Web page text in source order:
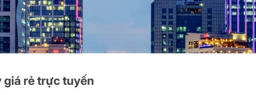
giá rẻ trực tuyến